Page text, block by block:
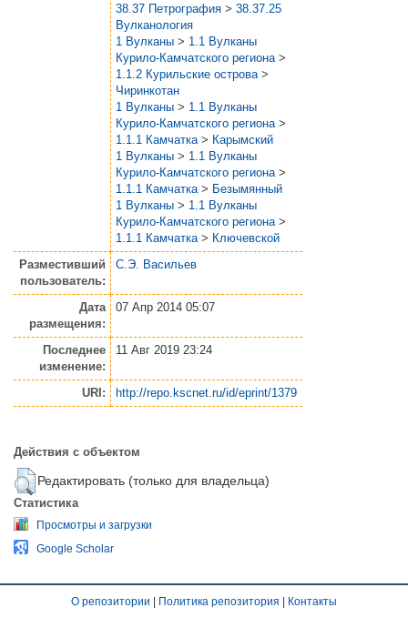
38.37 Петрография > 38.37.25
Вулканология
1 Вулканы > 1.1 Вулканы
Курило-Камчатского региона >
1.1.2 Курильские острова >
Чиринкотан
1 Вулканы > 1.1 Вулканы
Курило-Камчатского региона >
1.1.1 Камчатка > Карымский
1 Вулканы > 1.1 Вулканы
Курило-Камчатского региона >
1.1.1 Камчатка > Безымянный
1 Вулканы > 1.1 Вулканы
Курило-Камчатского региона >
1.1.1 Камчатка > Ключевской
Разместивший
пользователь:
С.Э. Васильев
Дата
размещения:
07 Апр 2014 05:07
Последнее
изменение:
11 Авг 2019 23:24
URI: http://repo.kscnet.ru/id/eprint/1379
Действия с объектом
Редактировать (только для владельца)
Статистика
Просмотры и загрузки
Google Scholar
О репозитории | Политика репозитория | Контакты